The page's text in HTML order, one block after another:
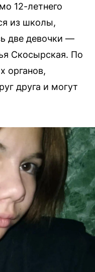
12-летнего
из школы,
две девочки —
Скосырская. По
органов,
друга и могут